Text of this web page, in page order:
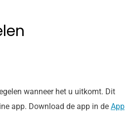
wanneer het u uitkomt. Dit
app. Download de app in de App